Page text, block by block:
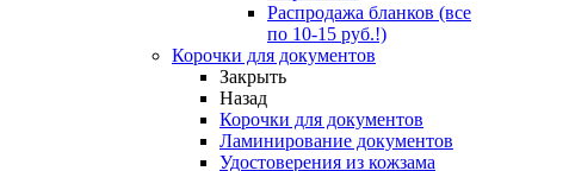
Распродажа бланков (все
по 10-15 руб.!)
Корочки для документов
Закрыть
Назад
Корочки для документов
Ламинирование документов
Удостоверения из кожзама